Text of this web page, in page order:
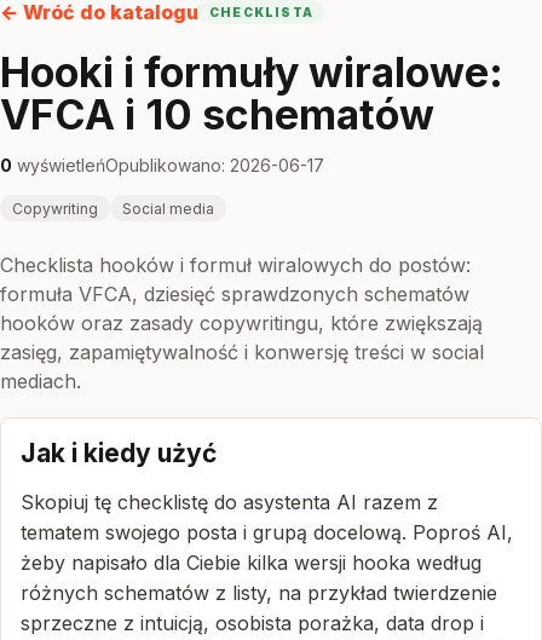
← Wróć do katalogu CHECKLISTA
Hooki i formuły wiralowe:
VFCA i 10 schematów
0 wyświetleńOpublikowano: 2026-06-17
Copywriting Social media
Checklista hooków i formuł wiralowych do postów:
formuła VFCA, dziesięć sprawdzonych schematów
hooków oraz zasady copywritingu, które zwiększają
zasięg, zapamiętywalność i konwersję treści w social
mediach.
Jak i kiedy użyć
Skopiuj tę checklistę do asystenta AI razem z
tematem swojego posta i grupą docelową. Poproś AI,
żeby napisało dla Ciebie kilka wersji hooka według
różnych schematów z listy, na przykład twierdzenie
sprzeczne z intuicją, osobista porażka, data drop i